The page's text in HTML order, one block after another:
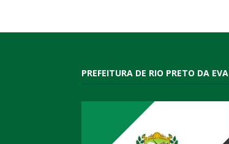
PREFEITURA DE RIO PRETO DA EVA